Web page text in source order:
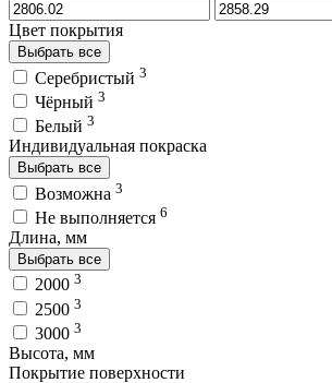
Цвет покрытия
Выбрать все
Серебристый 3
Чёрный 3
Белый 3
Индивидуальная покраска
Выбрать все
Возможна 3
Не выполняется 6
Длина, мм
Выбрать все
2000 3
2500 3
3000 3
Высота, мм
Покрытие поверхности